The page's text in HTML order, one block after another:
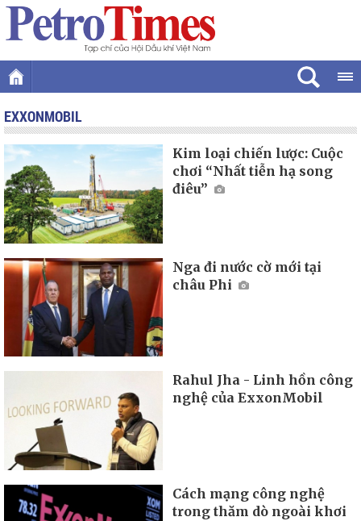
EXXONMOBIL
Kim loại chiến lược: Cuộc
chơi “Nhất tiễn hạ song
điêu”
Nga đi nước cờ mới tại
châu Phi
Rahul Jha - Linh hồn công
nghệ của ExxonMobil
Cách mạng công nghệ
trong thăm dò ngoài khơi